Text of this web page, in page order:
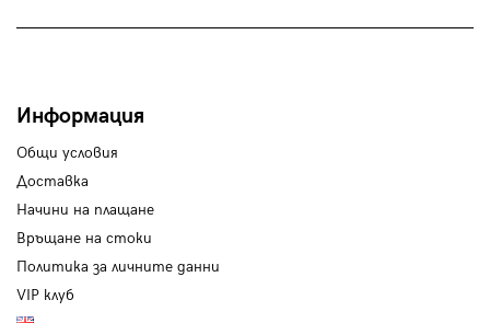
Информация
Общи условия
Доставка
Начини на плащане
Връщане на стоки
Политика за личните данни
VIP клуб